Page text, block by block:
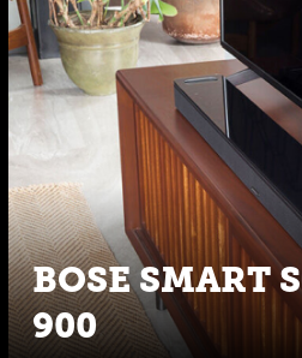
BOSE SMART
900